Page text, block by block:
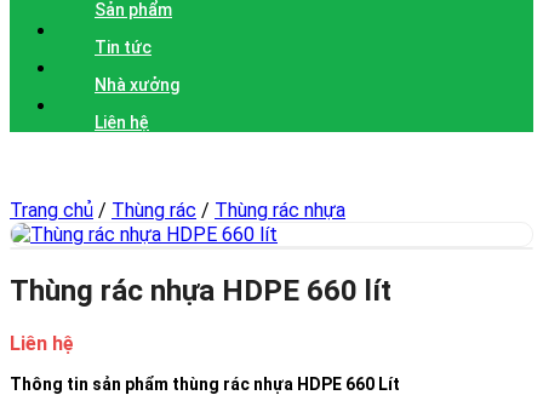
Sản phẩm
Tin tức
Nhà xưởng
Liên hệ
Trang chủ / Thùng rác / Thùng rác nhựa
Thùng rác nhựa HDPE 660 lít
Liên hệ
Thông tin sản phẩm thùng rác nhựa HDPE 660 Lít